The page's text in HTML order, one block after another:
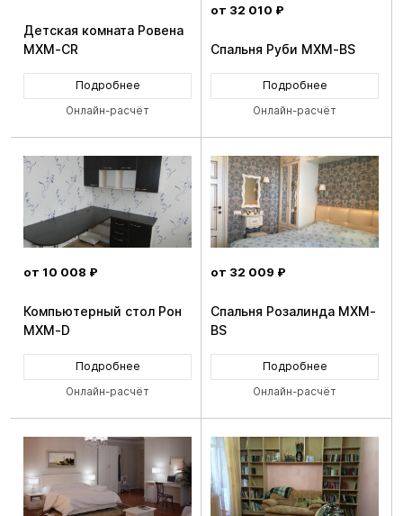
Детская комната Ровена
MXM-CR
Подробнее
Онлайн-расчёт
от 32 010 ₽
Спальня Руби MXM-BS
Подробнее
Онлайн-расчёт
от 10 008 ₽
Компьютерный стол Рон
MXM-D
Подробнее
Онлайн-расчёт
от 32 009 ₽
Спальня Розалинда MXM-
BS
Подробнее
Онлайн-расчёт